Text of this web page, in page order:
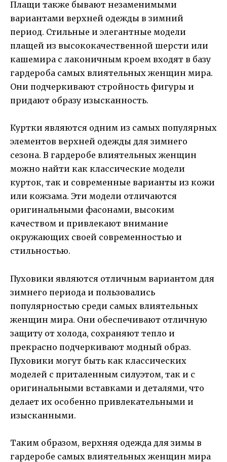
Плащи также бывают незаменимыми
вариантами верхней одежды в зимний
период. Стильные и элегантные модели
плащей из высококачественной шерсти или
кашемира с лаконичным кроем входят в базу
гардероба самых влиятельных женщин мира.
Они подчеркивают стройность фигуры и
придают образу изысканность.
Куртки являются одним из самых популярных
элементов верхней одежды для зимнего
сезона. В гардеробе влиятельных женщин
можно найти как классические модели
курток, так и современные варианты из кожи
или кожзама. Эти модели отличаются
оригинальными фасонами, высоким
качеством и привлекают внимание
окружающих своей современностью и
стильностью.
Пуховики являются отличным вариантом для
зимнего периода и пользовались
популярностью среди самых влиятельных
женщин мира. Они обеспечивают отличную
защиту от холода, сохраняют тепло и
прекрасно подчеркивают модный образ.
Пуховики могут быть как классических
моделей с приталенным силуэтом, так и с
оригинальными вставками и деталями, что
делает их особенно привлекательными и
изысканными.
Таким образом, верхняя одежда для зимы в
гардеробе самых влиятельных женщин мира